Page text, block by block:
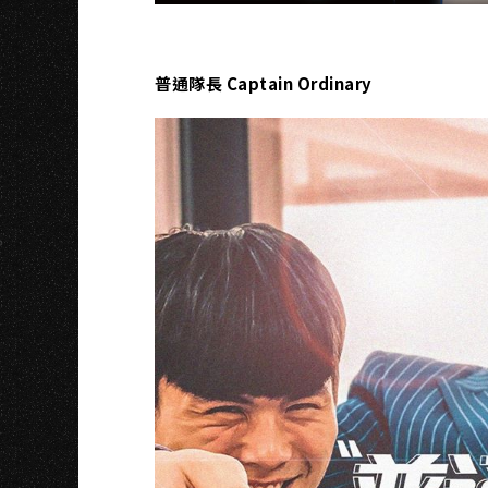
普通隊長 Captain Ordinary